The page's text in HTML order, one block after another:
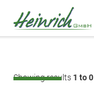
Showing results 1 to 0